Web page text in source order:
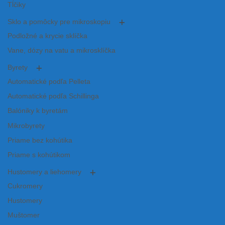
Tĺčiky
Sklo a pomôcky pre mikroskopiu
Podložné a krycie sklíčka
Vane, dózy na vatu a mikrosklíčka
Byrety
Automatické podľa Pelleta
Automatické podľa Schillinga
Balóniky k byretám
Mikrobyrety
Priame bez kohútika
Priame s kohútikom
Hustomery a liehomery
Cukromery
Hustomery
Muštomer